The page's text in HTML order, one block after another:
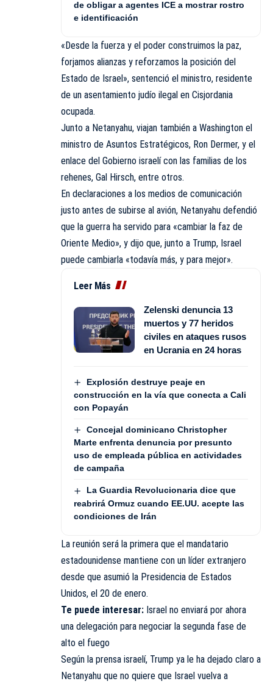
de obligar a agentes ICE a mostrar rostro
e identificación
«Desde la fuerza y el poder construimos la paz,
forjamos alianzas y reforzamos la posición del
Estado de Israel», sentenció el ministro, residente
de un asentamiento judío ilegal en Cisjordania
ocupada.
Junto a Netanyahu, viajan también a Washington el
ministro de Asuntos Estratégicos, Ron Dermer, y el
enlace del Gobierno israelí con las familias de los
rehenes, Gal Hirsch, entre otros.
En declaraciones a los medios de comunicación
justo antes de subirse al avión, Netanyahu defendió
que la guerra ha servido para «cambiar la faz de
Oriente Medio», y dijo que, junto a Trump, Israel
puede cambiarla «todavía más, y para mejor».
Leer Más
Zelenski denuncia 13
muertos y 77 heridos
civiles en ataques rusos
en Ucrania en 24 horas
Explosión destruye peaje en
construcción en la vía que conecta a Cali
con Popayán
Concejal dominicano Christopher
Marte enfrenta denuncia por presunto
uso de empleada pública en actividades
de campaña
La Guardia Revolucionaria dice que
reabrirá Ormuz cuando EE.UU. acepte las
condiciones de Irán
La reunión será la primera que el mandatario
estadounidense mantiene con un líder extranjero
desde que asumió la Presidencia de Estados
Unidos, el 20 de enero.
Te puede interesar: Israel no enviará por ahora
una delegación para negociar la segunda fase de
alto el fuego
Según la prensa israelí, Trump ya le ha dejado claro a
Netanyahu que no quiere que Israel vuelva a